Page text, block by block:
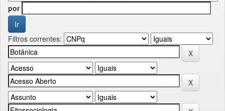
por
Filtros correntes: